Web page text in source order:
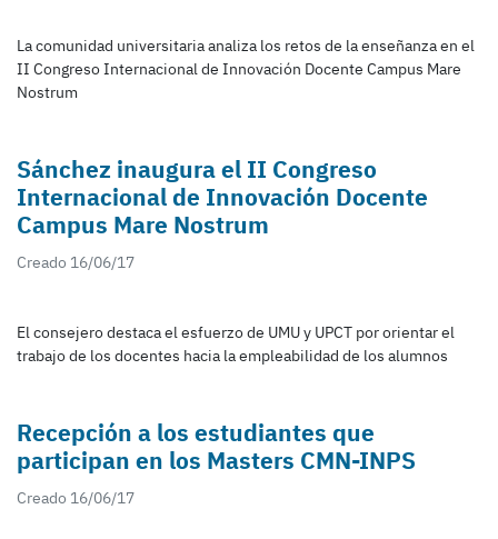
La comunidad universitaria analiza los retos de la enseñanza en el
II Congreso Internacional de Innovación Docente Campus Mare
Nostrum
Sánchez inaugura el II Congreso
Internacional de Innovación Docente
Campus Mare Nostrum
Creado 16/06/17
El consejero destaca el esfuerzo de UMU y UPCT por orientar el
trabajo de los docentes hacia la empleabilidad de los alumnos
Recepción a los estudiantes que
participan en los Masters CMN-INPS
Creado 16/06/17